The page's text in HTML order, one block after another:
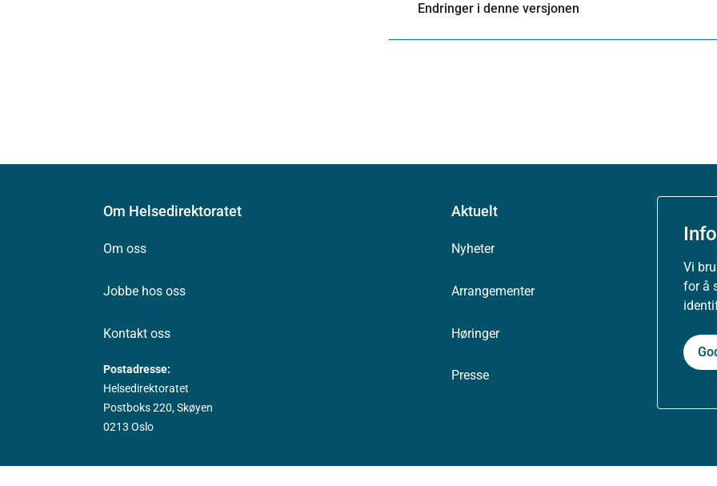
Vi
for å
Endringer i denne versjonen
Om Helsedirektoratet
Om oss
Jobbe hos oss
Kontakt oss
Postadresse:
Helsedirektoratet
Postboks 220, Skøyen
0213 Oslo
Aktuelt
Nyheter
Arrangementer
Høringer
Presse